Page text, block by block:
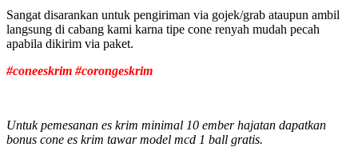
Sangat disarankan untuk pengiriman via gojek/grab ataupun ambil
langsung di cabang kami karna tipe cone renyah mudah pecah
apabila dikirim via paket.
#coneeskrim #corongeskrim
Untuk pemesanan es krim minimal 10 ember hajatan dapatkan
bonus cone es krim tawar model mcd 1 ball gratis.